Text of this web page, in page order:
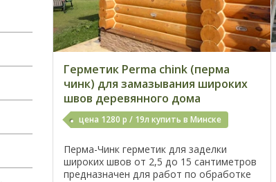
Герметик Perma chink (перма
чинк) для замазывания широких
швов деревянного дома
цена 1280 р / 19л купить в Минске
Перма-Чинк герметик для заделки
широких швов от 2,5 до 15 сантиметров
предназначен для работ по обработке